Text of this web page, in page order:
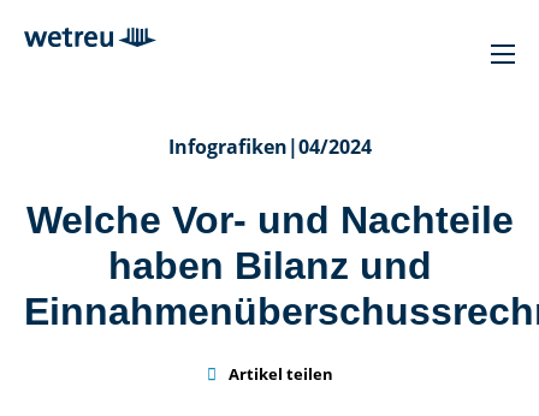
Infografiken|04/2024
Welche Vor- und Nachteile
haben Bilanz und
 Artikel teilen